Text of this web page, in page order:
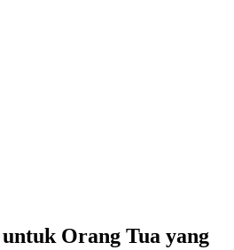
Orang Tua yang